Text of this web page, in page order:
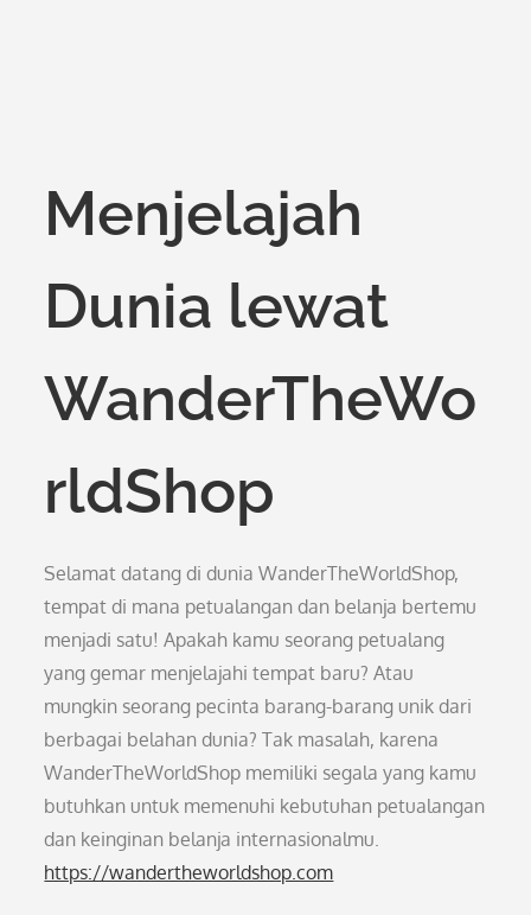
Menjelajah
Dunia lewat
WanderTheWo
rldShop
Selamat datang di dunia WanderTheWorldShop,
tempat di mana petualangan dan belanja bertemu
menjadi satu! Apakah kamu seorang petualang
yang gemar menjelajahi tempat baru? Atau
mungkin seorang pecinta barang-barang unik dari
berbagai belahan dunia? Tak masalah, karena
WanderTheWorldShop memiliki segala yang kamu
butuhkan untuk memenuhi kebutuhan petualangan
dan keinginan belanja internasionalmu.
https://wandertheworldshop.com